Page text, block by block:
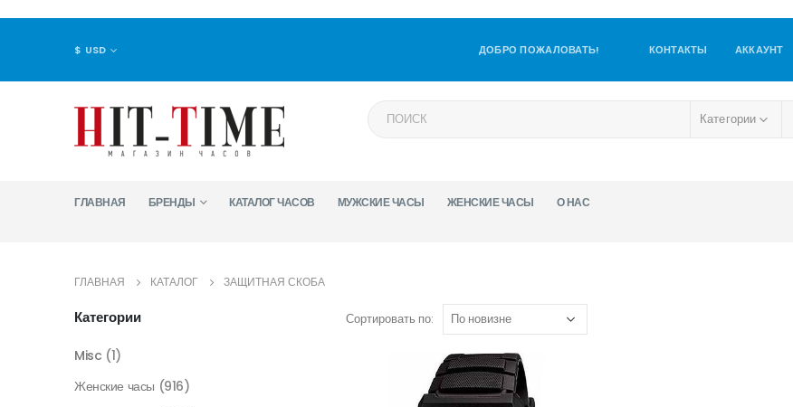
$ USD ДОБРО ПОЖАЛОВАТЬ! КОНТАКТЫ АККАУНТ
Категории
ГЛАВНАЯ БРЕНДЫ КАТАЛОГ ЧАСОВ МУЖСКИЕ ЧАСЫ ЖЕНСКИЕ ЧАСЫ О НАС
ГЛАВНАЯ КАТАЛОГ ЗАЩИТНАЯ СКОБА
Сортировать по:
Категории
Misc (1)
Женские часы (916)